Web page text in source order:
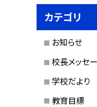
カテゴリ
お知らせ
校長メッセ
学校だより
教育目標